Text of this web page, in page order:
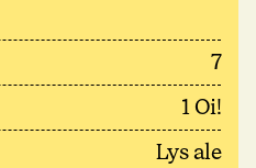
7
1 Oi!
Lys ale